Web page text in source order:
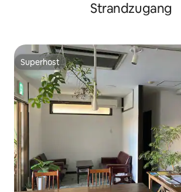
Strandzugang
Superhost
Superhost